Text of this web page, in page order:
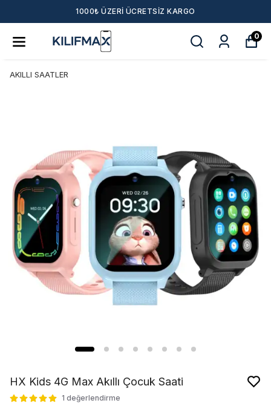
BAHAR AYINA ÖZEL
0
AKILLI SAATLER
HX Kids 4G Max Akıllı Çocuk Saati
1 değerlendirme